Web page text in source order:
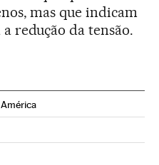
mas que indicam
redução da tensão.
Twitter
en Instagram
Brasil en Facebook